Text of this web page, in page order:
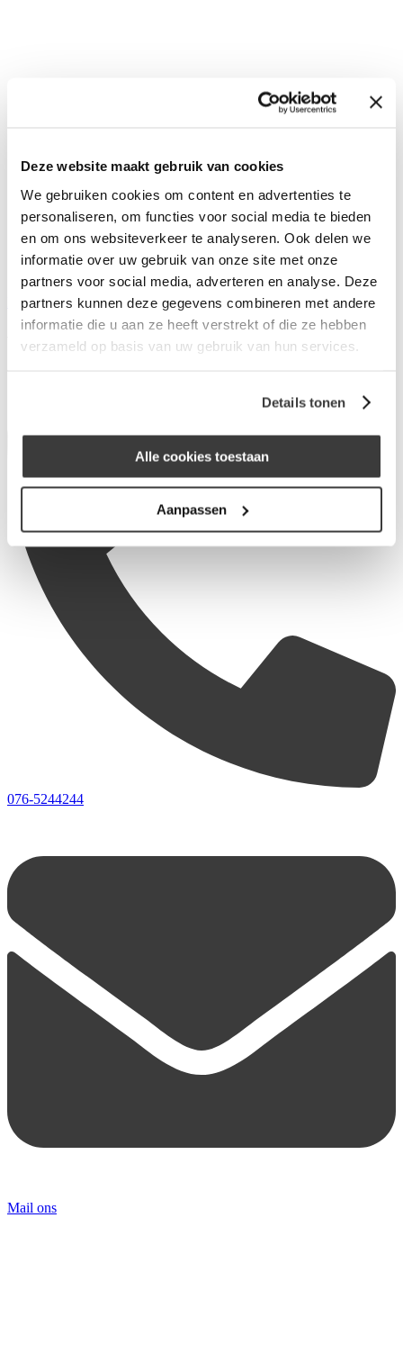
Deze website maakt gebruik van cookies
We gebruiken cookies om content en advertenties te
personaliseren, om functies voor social media te bieden
en om ons websiteverkeer te analyseren. Ook delen we
informatie over uw gebruik van onze site met onze
partners voor social media, adverteren en analyse. Deze
partners kunnen deze gegevens combineren met andere
informatie die u aan ze heeft verstrekt of die ze hebben
verzameld op basis van uw gebruik van hun services.
Details tonen
Alle cookies toestaan
Aanpassen
Wat is Merius Hypotheken?
Waarom Merius Hypotheken?
Nieuws van Merius Hypotheken
Werken bij Merius Hypotheken
Veelgestelde vragen
Inloggen
Veldsink - vd Kolk
076-5244244
Mail ons